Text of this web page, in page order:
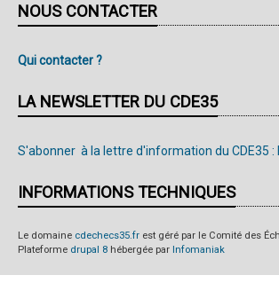
NOUS CONTACTER
Qui contacter ?
LA NEWSLETTER DU CDE35
S'abonner à la lettre d'information du CDE35 :
INFORMATIONS TECHNIQUES
Le domaine cdechecs35.fr est géré par le Comité des
Plateforme drupal 8 hébergée par Infomaniak